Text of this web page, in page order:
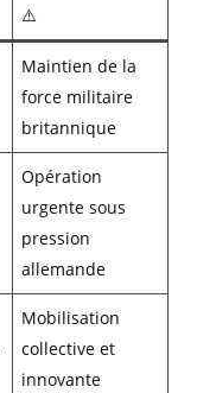
⚠️
Maintien de la
force militaire
britannique
Opération
urgente sous
pression
allemande
Mobilisation
collective et
innovante